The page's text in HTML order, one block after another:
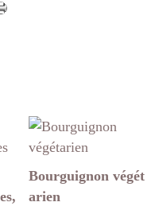
Bourguignon végét
arien